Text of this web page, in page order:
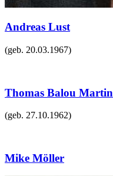
Andreas Lust
(geb. 20.03.1967)
Thomas Balou Martin
(geb. 27.10.1962)
Mike Möller